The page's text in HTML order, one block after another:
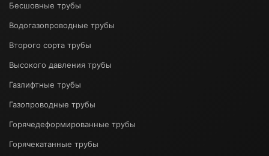
Бесшовные трубы
Водогазопроводные трубы
Второго сорта трубы
Высокого давления трубы
Газлифтные трубы
Газопроводные трубы
Горячедеформированные трубы
Горячекатанные трубы